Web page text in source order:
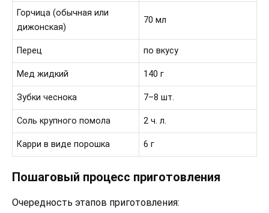
Горчица (обычная или
дижонская)
70 мл
Перец по вкусу
Мед жидкий 140 г
Зубки чеснока 7–8 шт.
Соль крупного помола 2 ч. л.
Карри в виде порошка 6 г
Пошаговый процесс приготовления
Очередность этапов приготовления: